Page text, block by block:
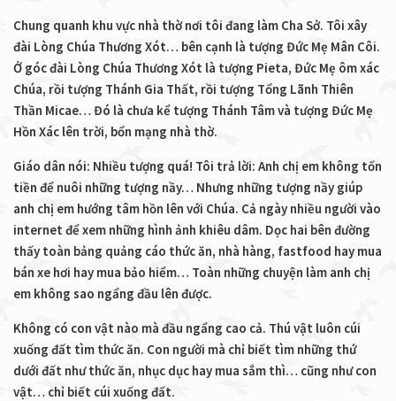
Chung quanh khu vực nhà thờ nơi tôi đang làm Cha Sở. Tôi xây
đài Lòng Chúa Thương Xót… bên cạnh là tượng Đức Mẹ Mân Côi.
Ở góc đài Lòng Chúa Thương Xót là tượng Pieta, Đức Mẹ ôm xác
Chúa, rồi tượng Thánh Gia Thất, rồi tượng Tổng Lãnh Thiên
Thần Micae… Đó là chưa kể tượng Thánh Tâm và tượng Đức Mẹ
Hồn Xác lên trời, bổn mạng nhà thờ.
Giáo dân nói: Nhiều tượng quá! Tôi trả lời: Anh chị em không tốn
tiền để nuôi những tượng nầy… Nhưng những tượng nầy giúp
anh chị em hướng tâm hồn lên với Chúa. Cả ngày nhiều người vào
internet để xem những hình ảnh khiêu dâm. Dọc hai bên đường
thấy toàn bảng quảng cáo thức ăn, nhà hàng, fastfood hay mua
bán xe hơi hay mua bảo hiểm… Toàn những chuyện làm anh chị
em không sao ngẩng đầu lên được.
Không có con vật nào mà đầu ngẩng cao cả. Thú vật luôn cúi
xuống đất tìm thức ăn. Con người mà chỉ biết tìm những thứ
dưới đất như thức ăn, nhục dục hay mua sắm thì… cũng như con
vật… chỉ biết cúi xuống đất.